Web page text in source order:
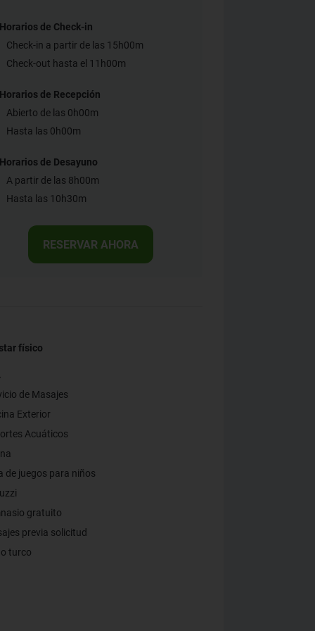
Horarios de Check-in
Check-in a partir de las 15h00m
Check-out hasta el 11h00m
Horarios de Recepción
Abierto de las 0h00m
Hasta las 0h00m
Horarios de Desayuno
A partir de las 8h00m
Hasta las 10h30m
RESERVAR AHORA
físico
de Masajes
Exterior
Acuáticos
de juegos para niños
gratuito
previa solicitud
turco